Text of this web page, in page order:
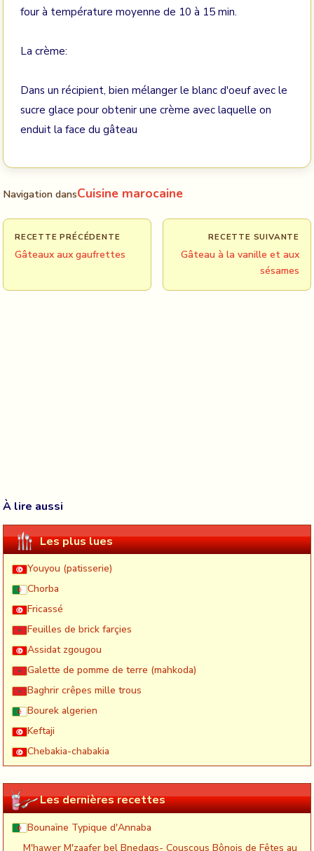
four à température moyenne de 10 à 15 min.
La crème:
Dans un récipient, bien mélanger le blanc d'oeuf avec le
sucre glace pour obtenir une crème avec laquelle on
enduit la face du gâteau
Navigation dansCuisine marocaine
RECETTE PRÉCÉDENTE
Gâteaux aux gaufrettes
RECETTE SUIVANTE
Gâteau à la vanille et aux
sésames
À lire aussi
Les plus lues
Youyou (patisserie)
Chorba
Fricassé
Feuilles de brick farçies
Assidat zgougou
Galette de pomme de terre (mahkoda)
Baghrir crêpes mille trous
Bourek algerien
Keftaji
Chebakia-chabakia
Les dernières recettes
Bounaïne Typique d'Annaba
M'hawer M'zaafer bel Bnedaqs- Couscous Bônois de Fêtes au